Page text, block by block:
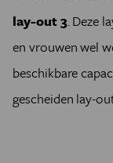
lay-out 3. Deze
en vrouwen wel
beschikbare
gescheiden lay-